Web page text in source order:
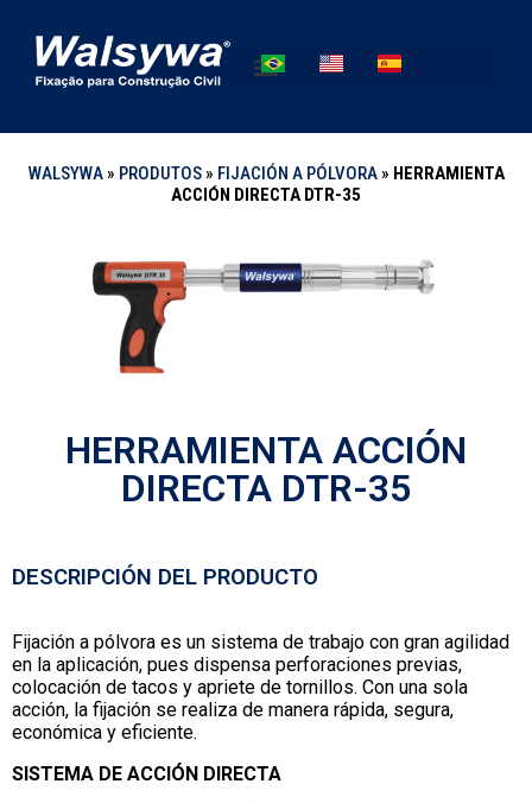
WALSYWA» PRODUTOS» FIJACIÓN A PÓLVORA» HERRAMIENTA
ACCIÓN DIRECTA DTR-35
HERRAMIENTA ACCIÓN
DIRECTA DTR-35
DESCRIPCIÓN DEL PRODUCTO
Fijación a pólvora es un sistema de trabajo con gran agilidad
en la aplicación, pues dispensa perforaciones previas,
colocación de tacos y apriete de tornillos. Con una sola
acción, la fijación se realiza de manera rápida, segura,
económica y eficiente.
SISTEMA DE ACCIÓN DIRECTA